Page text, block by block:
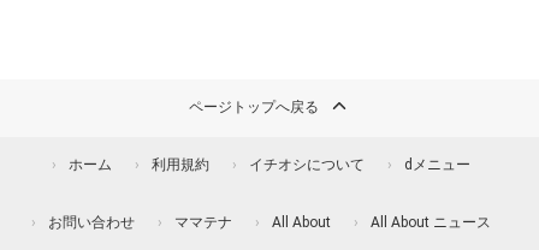
ページトップへ戻る
ホーム 利用規約 イチオシについて dメニュー
お問い合わせ ママテナ All About All About ニュース